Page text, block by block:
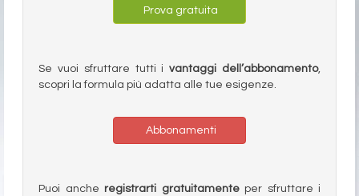
Prova gratuita
Se vuoi sfruttare tutti ivantaggi dell’abbonamento,
scopri la formula più adatta alle tue esigenze.
Abbonamenti
Puoi anche registrarti gratuitamenteper sfruttare i